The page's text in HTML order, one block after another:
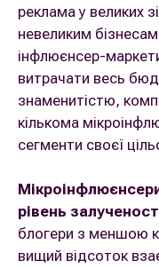
реклама у великих
невеликим
інфлюєнсер-
витрачати весь
знаменитістю,
кількома
сегменти своєї
рівень
блогери з меншою
вищий відсоток